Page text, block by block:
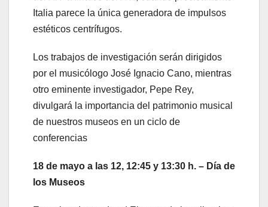
Italia parece la única generadora de impulsos
estéticos centrífugos.
Los trabajos de investigación serán dirigidos
por el musicólogo José Ignacio Cano, mientras
otro eminente investigador, Pepe Rey,
divulgará la importancia del patrimonio musical
de nuestros museos en un ciclo de
conferencias
18 de mayo a las 12, 12:45 y 13:30 h. – Día de
los Museos